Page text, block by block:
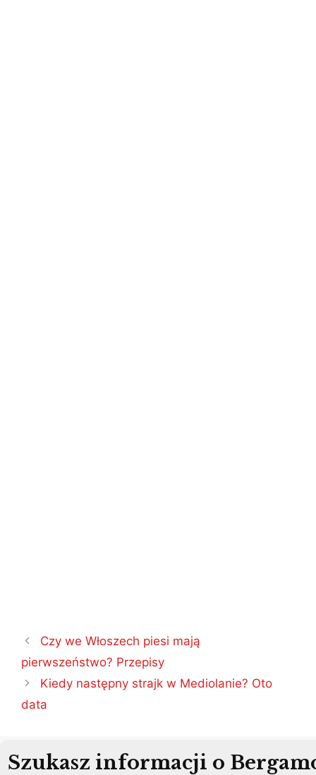
Nawigacja
wpisu
Czy we Włoszech piesi mają
pierwszeństwo? Przepisy
Kiedy następny strajk w Mediolanie? Oto
data
Szukasz informacji o